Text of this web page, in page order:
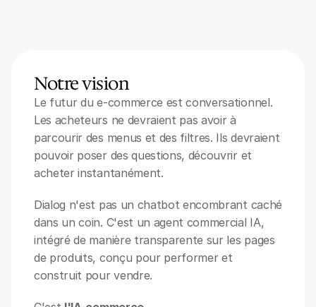
Notre vision
Le futur du e-commerce est conversationnel.
Les acheteurs ne devraient pas avoir à
parcourir des menus et des filtres. Ils devraient
pouvoir poser des questions, découvrir et
acheter instantanément.
Dialog n'est pas un chatbot encombrant caché
dans un coin. C'est un agent commercial IA,
intégré de manière transparente sur les pages
de produits, conçu pour performer et
construit pour vendre.